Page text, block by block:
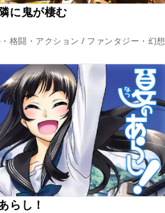
に鬼が棲む
格闘・アクション / ファンタジー・幻想
らし！